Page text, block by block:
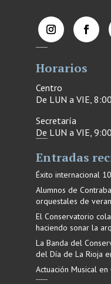
Horarios
Centro
De LUN a VIE,
Secretaría
De LUN a VIE,
Entradas
Éxito internacional
Alumnos de
orquestales de
El Conservatorio
haciendo sonar la
La Banda del
del Día de La Rioja
Actuación Musical en